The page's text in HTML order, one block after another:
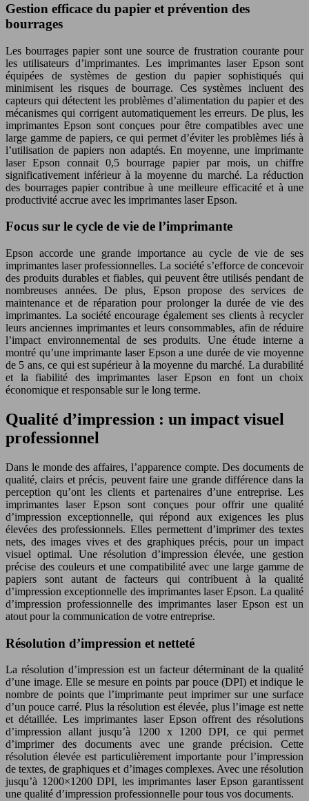
Gestion efficace du papier et prévention des
bourrages
Les bourrages papier sont une source de frustration courante pour
les utilisateurs d’imprimantes. Les imprimantes laser Epson sont
équipées de systèmes de gestion du papier sophistiqués qui
minimisent les risques de bourrage. Ces systèmes incluent des
capteurs qui détectent les problèmes d’alimentation du papier et des
mécanismes qui corrigent automatiquement les erreurs. De plus, les
imprimantes Epson sont conçues pour être compatibles avec une
large gamme de papiers, ce qui permet d’éviter les problèmes liés à
l’utilisation de papiers non adaptés. En moyenne, une imprimante
laser Epson connait 0,5 bourrage papier par mois, un chiffre
significativement inférieur à la moyenne du marché. La réduction
des bourrages papier contribue à une meilleure efficacité et à une
productivité accrue avec les imprimantes laser Epson.
Focus sur le cycle de vie de l’imprimante
Epson accorde une grande importance au cycle de vie de ses
imprimantes laser professionnelles. La société s’efforce de concevoir
des produits durables et fiables, qui peuvent être utilisés pendant de
nombreuses années. De plus, Epson propose des services de
maintenance et de réparation pour prolonger la durée de vie des
imprimantes. La société encourage également ses clients à recycler
leurs anciennes imprimantes et leurs consommables, afin de réduire
l’impact environnemental de ses produits. Une étude interne a
montré qu’une imprimante laser Epson a une durée de vie moyenne
de 5 ans, ce qui est supérieur à la moyenne du marché. La durabilité
et la fiabilité des imprimantes laser Epson en font un choix
économique et responsable sur le long terme.
Qualité d’impression : un impact visuel
professionnel
Dans le monde des affaires, l’apparence compte. Des documents de
qualité, clairs et précis, peuvent faire une grande différence dans la
perception qu’ont les clients et partenaires d’une entreprise. Les
imprimantes laser Epson sont conçues pour offrir une qualité
d’impression exceptionnelle, qui répond aux exigences les plus
élevées des professionnels. Elles permettent d’imprimer des textes
nets, des images vives et des graphiques précis, pour un impact
visuel optimal. Une résolution d’impression élevée, une gestion
précise des couleurs et une compatibilité avec une large gamme de
papiers sont autant de facteurs qui contribuent à la qualité
d’impression exceptionnelle des imprimantes laser Epson. La qualité
d’impression professionnelle des imprimantes laser Epson est un
atout pour la communication de votre entreprise.
Résolution d’impression et netteté
La résolution d’impression est un facteur déterminant de la qualité
d’une image. Elle se mesure en points par pouce (DPI) et indique le
nombre de points que l’imprimante peut imprimer sur une surface
d’un pouce carré. Plus la résolution est élevée, plus l’image est nette
et détaillée. Les imprimantes laser Epson offrent des résolutions
d’impression allant jusqu’à 1200 x 1200 DPI, ce qui permet
d’imprimer des documents avec une grande précision. Cette
résolution élevée est particulièrement importante pour l’impression
de textes, de graphiques et d’images complexes. Avec une résolution
jusqu’à 1200×1200 DPI, les imprimantes laser Epson garantissent
une qualité d’impression professionnelle pour tous vos documents.